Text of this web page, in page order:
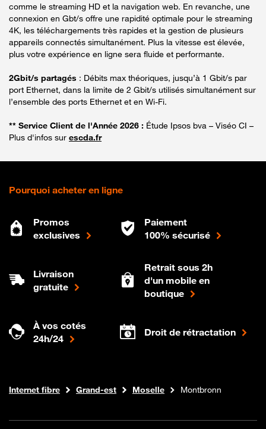
comme le streaming HD et la navigation web. En revanche, une
connexion en Gbt/s offre une rapidité optimale pour le streaming
4K, les téléchargements très rapides et la gestion de plusieurs
appareils connectés simultanément. Plus la vitesse est élevée,
plus votre expérience en ligne sera fluide et performante.
2Gbit/s partagés : Débits max théoriques, jusqu’à 1 Gbit/s par
port Ethernet, dans la limite de 2 Gbit/s utilisés simultanément sur
l’ensemble des ports Ethernet et en Wi-Fi.
** Service Client de l'Année 2026 : Étude Ipsos bva – Viséo CI –
Plus d'infos sur escda.fr
Pourquoi acheter en ligne
Promos
exclusives
Paiement
100% sécurisé
Livraison
gratuite
Retrait sous 2h
d'un mobile en
boutique
À vos cotés
24h/24
Droit de rétractation
Boutique Orange
Internet fibre Grand-est Moselle Montbronn